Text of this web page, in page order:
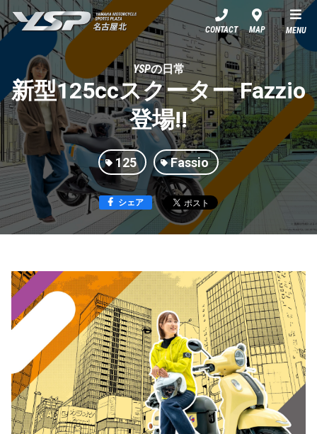
YSP名古屋北
CONTACT MAP MENU
YSPの日常
新型125ccスクーター Fazzio
登場!!
125 Fassio
シェア